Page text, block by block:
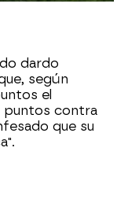
dardo
según
el
puntos contra
que su